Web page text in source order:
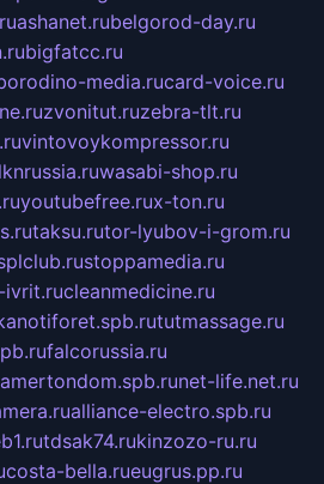
ashanet.rubelgorod-day.ru
bigfatcc.ru
media.rucard-voice.ru
zvonitut.ruzebra-tlt.ru
vintovoykompressor.ru
wasabi-shop.ru
youtubefree.rux-ton.ru
taksu.rutor-lyubov-i-grom.ru
stoppamedia.ru
ivrit.rucleanmedicine.ru
tutmassage.ru
falcorussia.ru
net-life.net.ru
alliance-electro.spb.ru
tdsak74.rukinzozo-ru.ru
costa-bella.rueugrus.pp.ru